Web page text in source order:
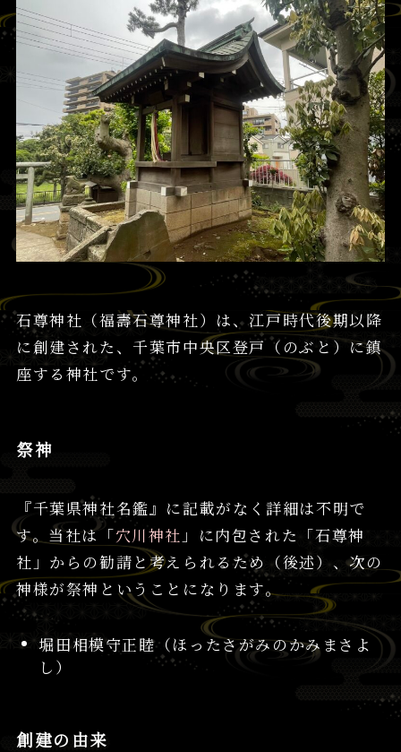
石尊神社（福壽石尊神社）は、江戸時代後期以降
に創建された、千葉市中央区登戸（のぶと）に鎮
座する神社です。
祭神
『千葉県神社名鑑』に記載がなく詳細は不明で
す。当社は「穴川神社 」に内包された「石尊神
社」からの勧請と考えられるため（後述）、次の
神様が祭神ということになります。
堀田相模守正睦（ほったさがみのかみまさよ
し）
創建の由来